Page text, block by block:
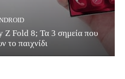
Fold 8; Τα 3 σημεία που
το παιχνίδι